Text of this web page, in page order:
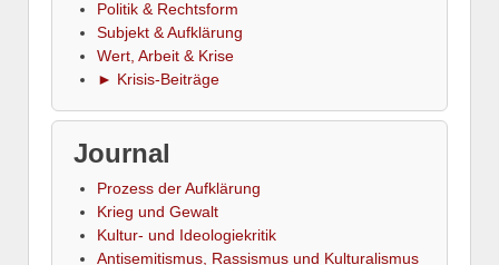
Politik & Rechtsform
Subjekt & Aufklärung
Wert, Arbeit & Krise
► Krisis-Beiträge
Journal
Prozess der Aufklärung
Krieg und Gewalt
Kultur- und Ideologiekritik
Antisemitismus, Rassismus und Kulturalismus